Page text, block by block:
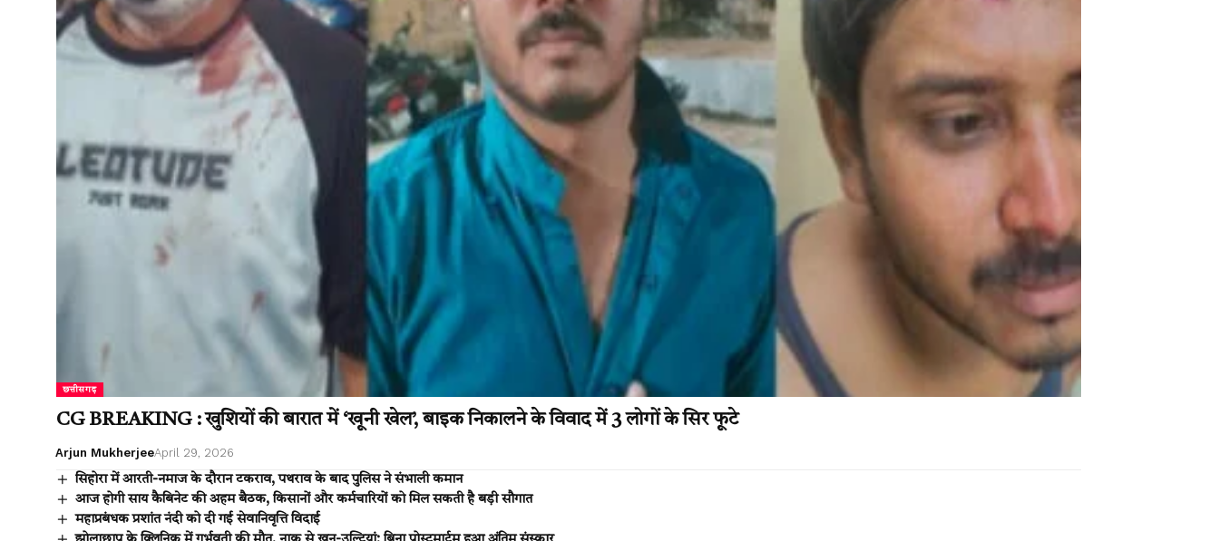
छत्तीसगढ़
CG BREAKING : खुशियों की बारात में ‘खूनी खेल’, बाइक निकालने के विवाद में 3 लोगों के सिर फूटे
Arjun MukherjeeApril 29, 2026
सिहोरा में आरती-नमाज के दौरान टकराव, पथराव के बाद पुलिस ने संभाली कमान
आज होगी साय कैबिनेट की अहम बैठक, किसानों और कर्मचारियों को मिल सकती है बड़ी सौगात
महाप्रबंधक प्रशांत नंदी को दी गई सेवानिवृत्ति विदाई